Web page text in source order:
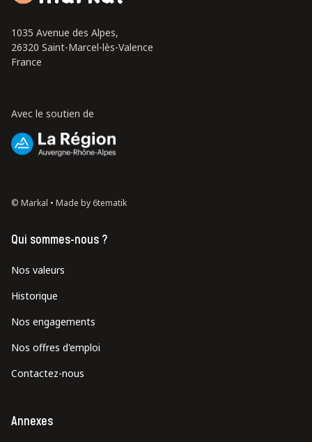
1035 Avenue des Alpes,
26320 Saint-Marcel-lès-Valence
France
Avec le soutien de
© Markal • Made by 6tematik
Qui sommes-nous ?
Nos valeurs
Historique
Nos engagements
Nos offres d'emploi
Contactez-nous
Annexes